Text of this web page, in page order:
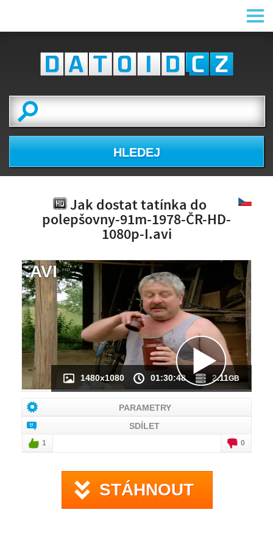
HLEDEJ
Jak dostat tatínka do
polepšovny-91m-1978-ČR-HD-
1080p-I.avi
NÁHLED VIDEA
NENÍ K DISPOZICI
1480x1080 01:30:48 2.11GB
.AVI
PARAMETRY
SDÍLET
1 0
STÁHNOUT